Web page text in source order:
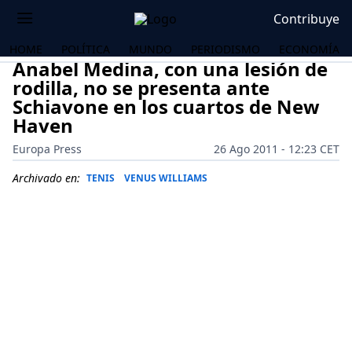
Contribuye
HOME POLÍTICA MUNDO PERIODISMO ECONOMÍA
Anabel Medina, con una lesión de
rodilla, no se presenta ante
Schiavone en los cuartos de New
Haven
Europa Press
26 Ago 2011 - 12:23 CET
Archivado en: TENIS VENUS WILLIAMS